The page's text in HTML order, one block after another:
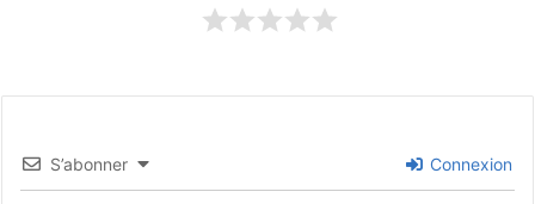
S’abonner Connexion